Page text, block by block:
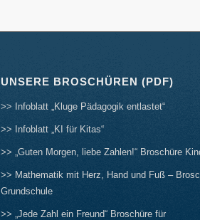
UNSERE BROSCHÜREN (PDF)
>> Infoblatt „Kluge Pädagogik entlastet“
>> Infoblatt „KI für Kitas“
>> „Guten Morgen, liebe Zahlen!“ Broschüre
>> Mathematik mit Herz, Hand und Fuß –
Grundschule
>> „Jede Zahl ein Freund“ Broschüre für